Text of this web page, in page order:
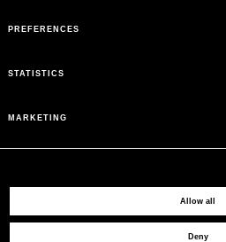
PREFERENCES
STATISTICS
MARKETING
Allow all
Deny
BESOIN D'AIDE ?